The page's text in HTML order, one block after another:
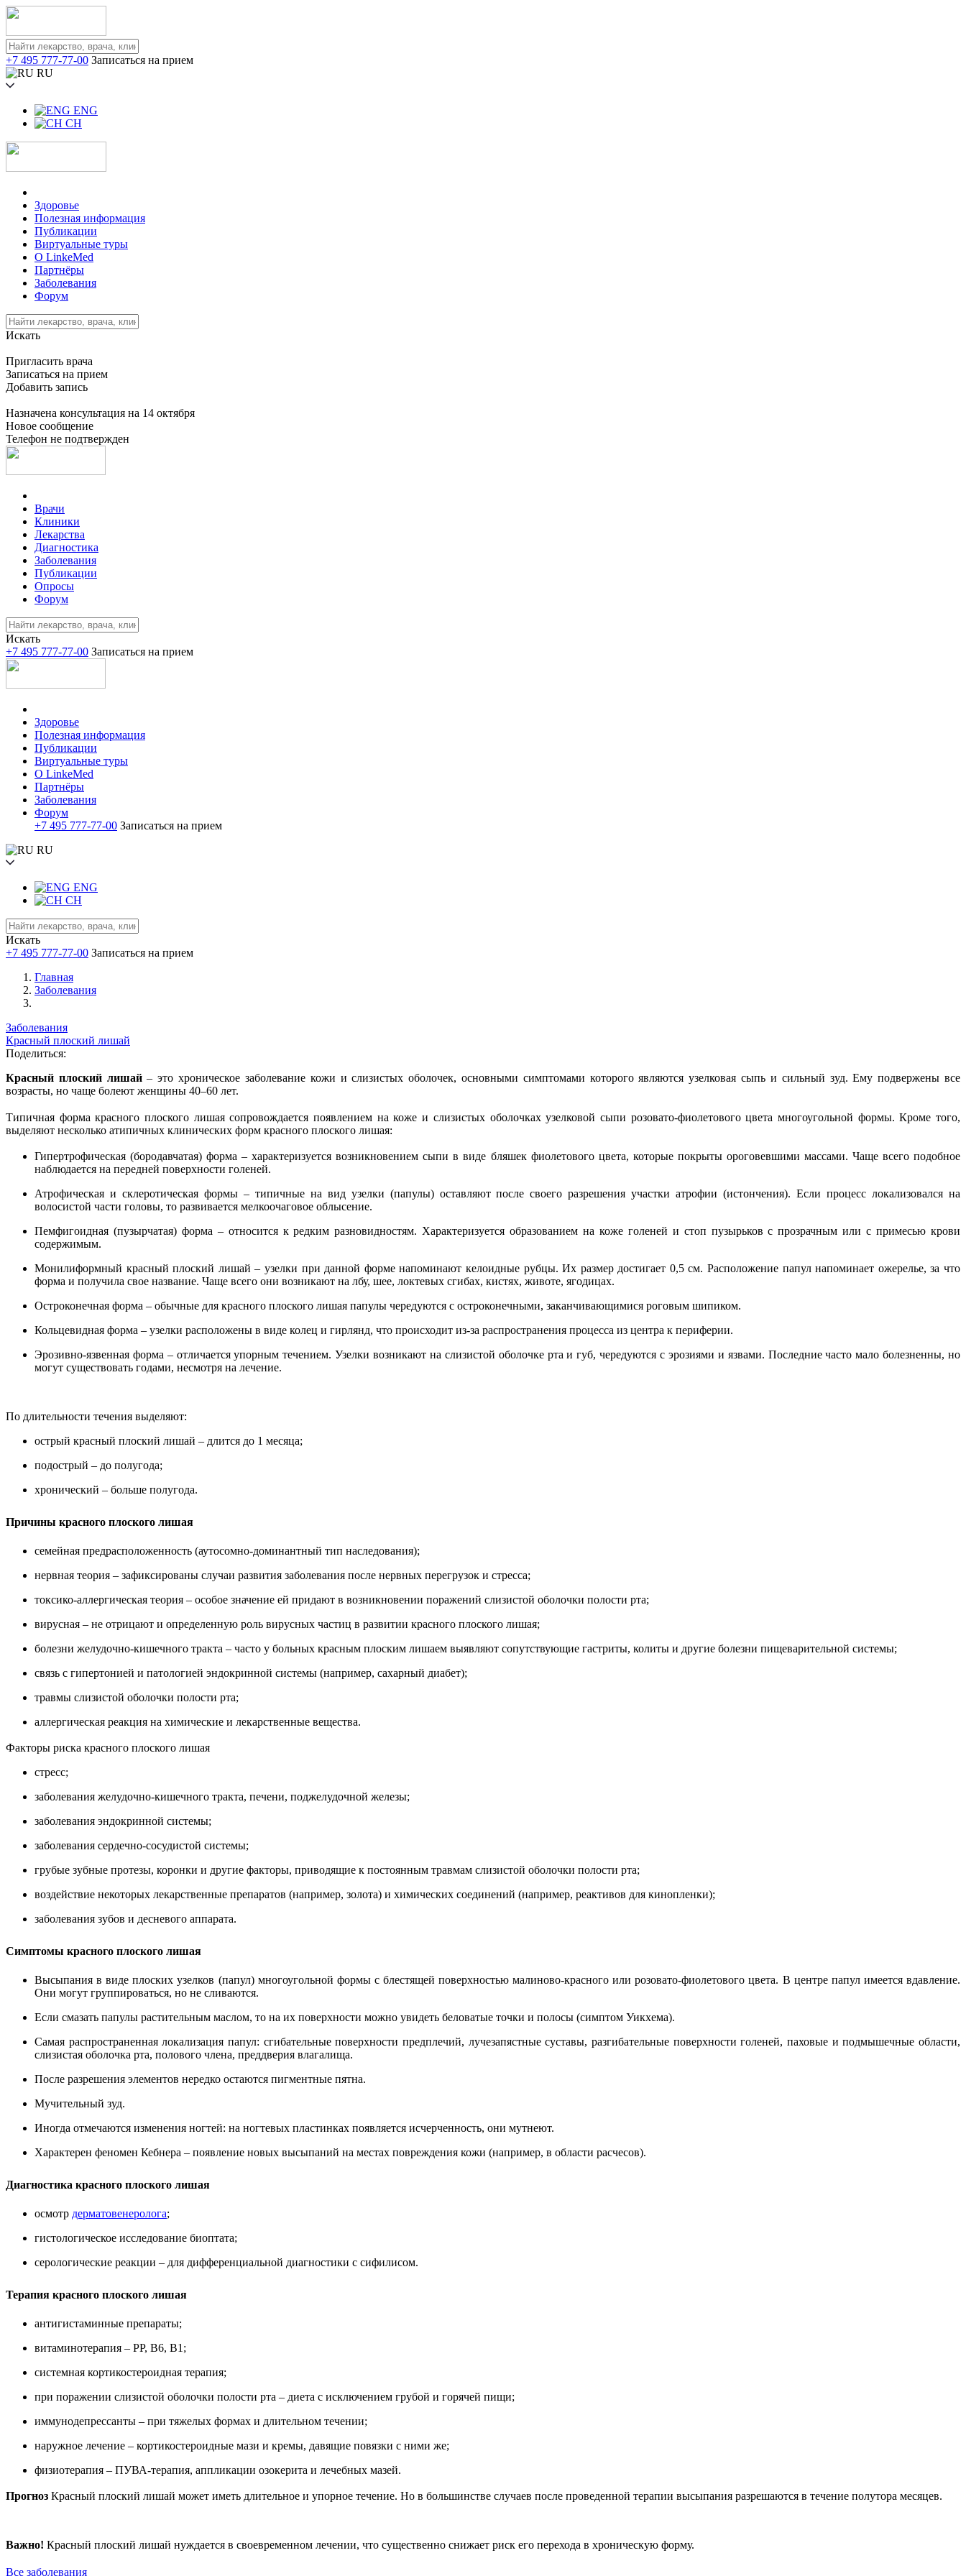
+7 495 777-77-00 Записаться на прием
RU
ENG
CH
Здоровье
Полезная информация
Публикации
Виртуальные туры
О LinkeMed
Партнёры
Заболевания
Форум
Искать
Пригласить врача
Записаться на прием
Добавить запись
Назначена консультация на 14 октября
Новое сообщение
Телефон не подтвержден
Врачи
Клиники
Лекарства
Диагностика
Заболевания
Публикации
Опросы
Форум
Искать
+7 495 777-77-00 Записаться на прием
Здоровье
Полезная информация
Публикации
Виртуальные туры
О LinkeMed
Партнёры
Заболевания
Форум
+7 495 777-77-00 Записаться на прием
RU
ENG
CH
Искать
+7 495 777-77-00 Записаться на прием
Главная
Заболевания
Заболевания
Красный плоский лишай
Поделиться:
Красный плоский лишай– это хроническое заболевание кожи и слизистых оболочек, основными симптомами которого являются узелковая сыпь и сильный зуд. Ему подвержены все
возрасты, но чаще болеют женщины 40–60 лет.
Типичная форма красного плоского лишая сопровождается появлением на коже и слизистых оболочках узелковой сыпи розовато-фиолетового цвета многоугольной формы. Кроме того,
выделяют несколько атипичных клинических форм красного плоского лишая:
Гипертрофическая (бородавчатая) форма – характеризуется возникновением сыпи в виде бляшек фиолетового цвета, которые покрыты ороговевшими массами. Чаще всего подобное
наблюдается на передней поверхности голеней.
Атрофическая и склеротическая формы – типичные на вид узелки (папулы) оставляют после своего разрешения участки атрофии (истончения). Если процесс локализовался на
волосистой части головы, то развивается мелкоочаговое облысение.
Пемфигоидная (пузырчатая) форма – относится к редким разновидностям. Характеризуется образованием на коже голеней и стоп пузырьков с прозрачным или с примесью крови
содержимым.
Монилиформный красный плоский лишай – узелки при данной форме напоминают келоидные рубцы. Их размер достигает 0,5 см. Расположение папул напоминает ожерелье, за что
форма и получила свое название. Чаще всего они возникают на лбу, шее, локтевых сгибах, кистях, животе, ягодицах.
Остроконечная форма – обычные для красного плоского лишая папулы чередуются с остроконечными, заканчивающимися роговым шипиком.
Кольцевидная форма – узелки расположены в виде колец и гирлянд, что происходит из-за распространения процесса из центра к периферии.
Эрозивно-язвенная форма – отличается упорным течением. Узелки возникают на слизистой оболочке рта и губ, чередуются с эрозиями и язвами. Последние часто мало болезненны, но
могут существовать годами, несмотря на лечение.
По длительности течения выделяют:
острый красный плоский лишай – длится до 1 месяца;
подострый – до полугода;
хронический – больше полугода.
Причины красного плоского лишая
семейная предрасположенность (аутосомно-доминантный тип наследования);
нервная теория – зафиксированы случаи развития заболевания после нервных перегрузок и стресса;
токсико-аллергическая теория – особое значение ей придают в возникновении поражений слизистой оболочки полости рта;
вирусная – не отрицают и определенную роль вирусных частиц в развитии красного плоского лишая;
болезни желудочно-кишечного тракта – часто у больных красным плоским лишаем выявляют сопутствующие гастриты, колиты и другие болезни пищеварительной системы;
связь с гипертонией и патологией эндокринной системы (например, сахарный диабет);
травмы слизистой оболочки полости рта;
аллергическая реакция на химические и лекарственные вещества.
Факторы риска красного плоского лишая
стресс;
заболевания желудочно-кишечного тракта, печени, поджелудочной железы;
заболевания эндокринной системы;
заболевания сердечно-сосудистой системы;
грубые зубные протезы, коронки и другие факторы, приводящие к постоянным травмам слизистой оболочки полости рта;
воздействие некоторых лекарственные препаратов (например, золота) и химических соединений (например, реактивов для кинопленки);
заболевания зубов и десневого аппарата.
Симптомы красного плоского лишая
Высыпания в виде плоских узелков (папул) многоугольной формы с блестящей поверхностью малиново-красного или розовато-фиолетового цвета. В центре папул имеется вдавление.
Они могут группироваться, но не сливаются.
Если смазать папулы растительным маслом, то на их поверхности можно увидеть беловатые точки и полосы (симптом Уикхема).
Самая распространенная локализация папул: сгибательные поверхности предплечий, лучезапястные суставы, разгибательные поверхности голеней, паховые и подмышечные области,
слизистая оболочка рта, полового члена, преддверия влагалища.
После разрешения элементов нередко остаются пигментные пятна.
Мучительный зуд.
Иногда отмечаются изменения ногтей: на ногтевых пластинках появляется исчерченность, они мутнеют.
Характерен феномен Кебнера – появление новых высыпаний на местах повреждения кожи (например, в области расчесов).
Диагностика красного плоского лишая
осмотр дерматовенеролога;
гистологическое исследование биоптата;
серологические реакции – для дифференциальной диагностики с сифилисом.
Терапия красного плоского лишая
антигистаминные препараты;
витаминотерапия – PP, В6, В1;
системная кортикостероидная терапия;
при поражении слизистой оболочки полости рта – диета с исключением грубой и горячей пищи;
иммунодепрессанты – при тяжелых формах и длительном течении;
наружное лечение – кортикостероидные мази и кремы, давящие повязки с ними же;
физиотерапия – ПУВА-терапия, аппликации озокерита и лечебных мазей.
Прогноз Красный плоский лишай может иметь длительное и упорное течение. Но в большинстве случаев после проведенной терапии высыпания разрешаются в течение полутора месяцев.
Важно! Красный плоский лишай нуждается в своевременном лечении, что существенно снижает риск его перехода в хроническую форму.
Все заболевания